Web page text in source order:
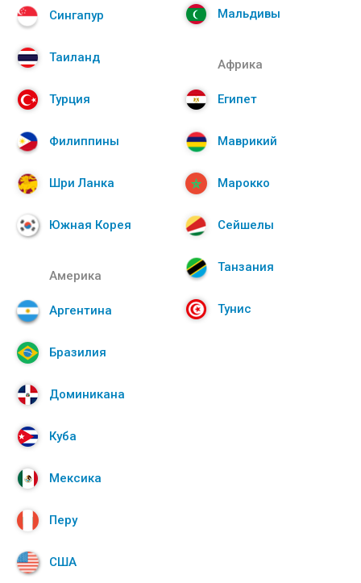
Мальдивы
Сингапур
Таиланд
Турция
Филиппины
Шри Ланка
Южная Корея
Африка
Египет
Маврикий
Марокко
Сейшелы
Танзания
Тунис
Америка
Аргентина
Бразилия
Доминикана
Куба
Мексика
Перу
США